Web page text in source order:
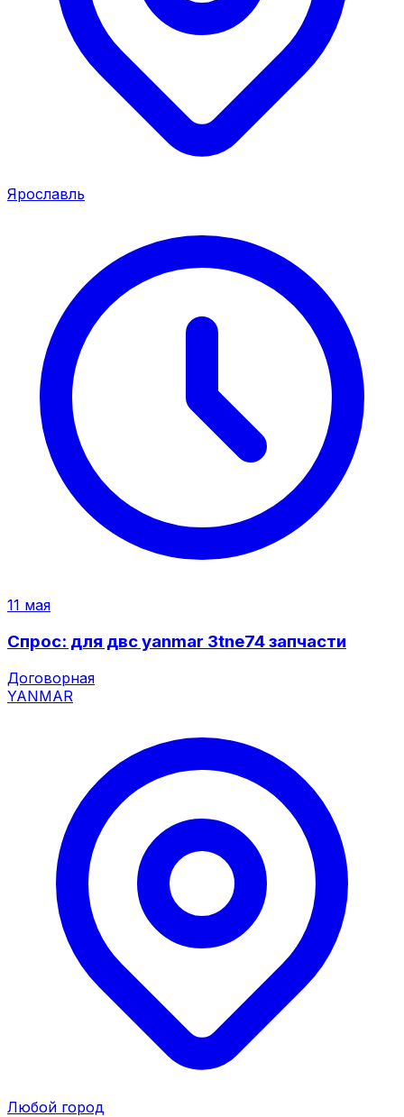
Ярославль
11 мая
Спрос: для двс yanmar 3tne74 запчасти
Договорная
YANMAR
Любой город